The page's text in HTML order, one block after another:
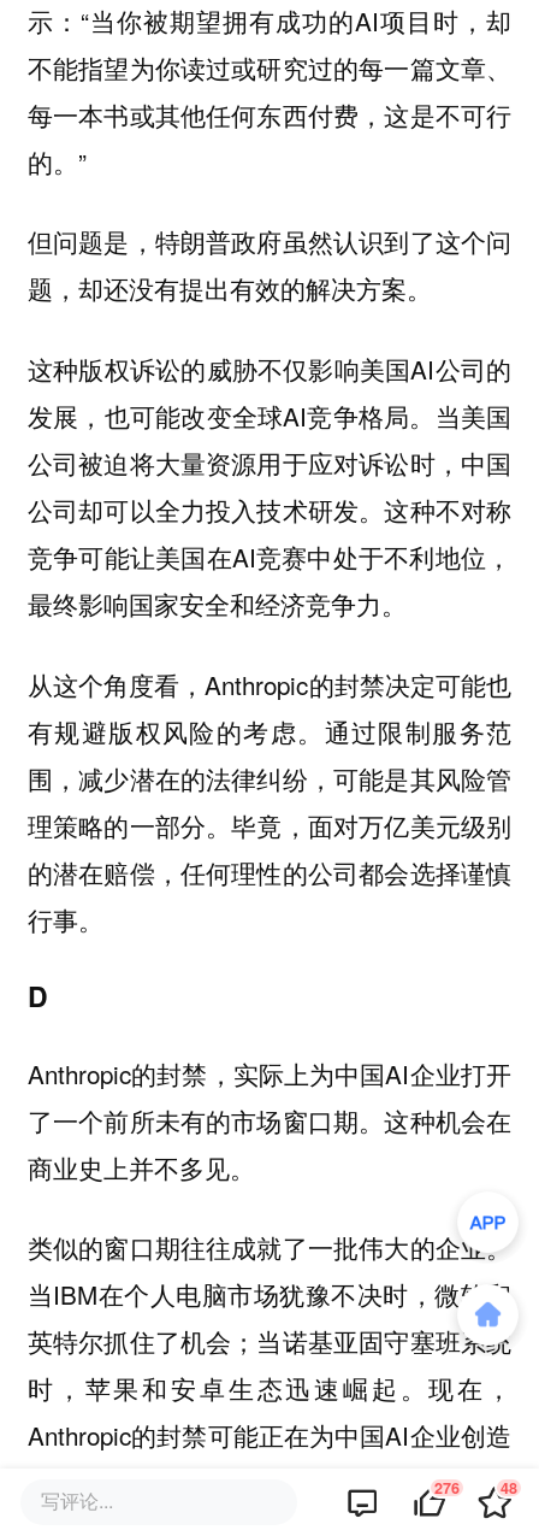
示：“当你被期望拥有成功的AI项目时，却
不能指望为你读过或研究过的每一篇文章、
每一本书或其他任何东西付费，这是不可行
的。”
但问题是，特朗普政府虽然认识到了这个问
题，却还没有提出有效的解决方案。
这种版权诉讼的威胁不仅影响美国AI公司的
发展，也可能改变全球AI竞争格局。当美国
公司被迫将大量资源用于应对诉讼时，中国
公司却可以全力投入技术研发。这种不对称
竞争可能让美国在AI竞赛中处于不利地位，
最终影响国家安全和经济竞争力。
从这个角度看，Anthropic的封禁决定可能也
有规避版权风险的考虑。通过限制服务范
围，减少潜在的法律纠纷，可能是其风险管
理策略的一部分。毕竟，面对万亿美元级别
的潜在赔偿，任何理性的公司都会选择谨慎
行事。
D
Anthropic的封禁，实际上为中国AI企业打开
了一个前所未有的市场窗口期。这种机会在
商业史上并不多见。
类似的窗口期往往成就了一批伟大的企业。
当IBM在个人电脑市场犹豫不决时，微软和
英特尔抓住了机会；当诺基亚固守塞班系统
时，苹果和安卓生态迅速崛起。现在，
Anthropic的封禁可能正在为中国AI企业创造
写评论... 276 48